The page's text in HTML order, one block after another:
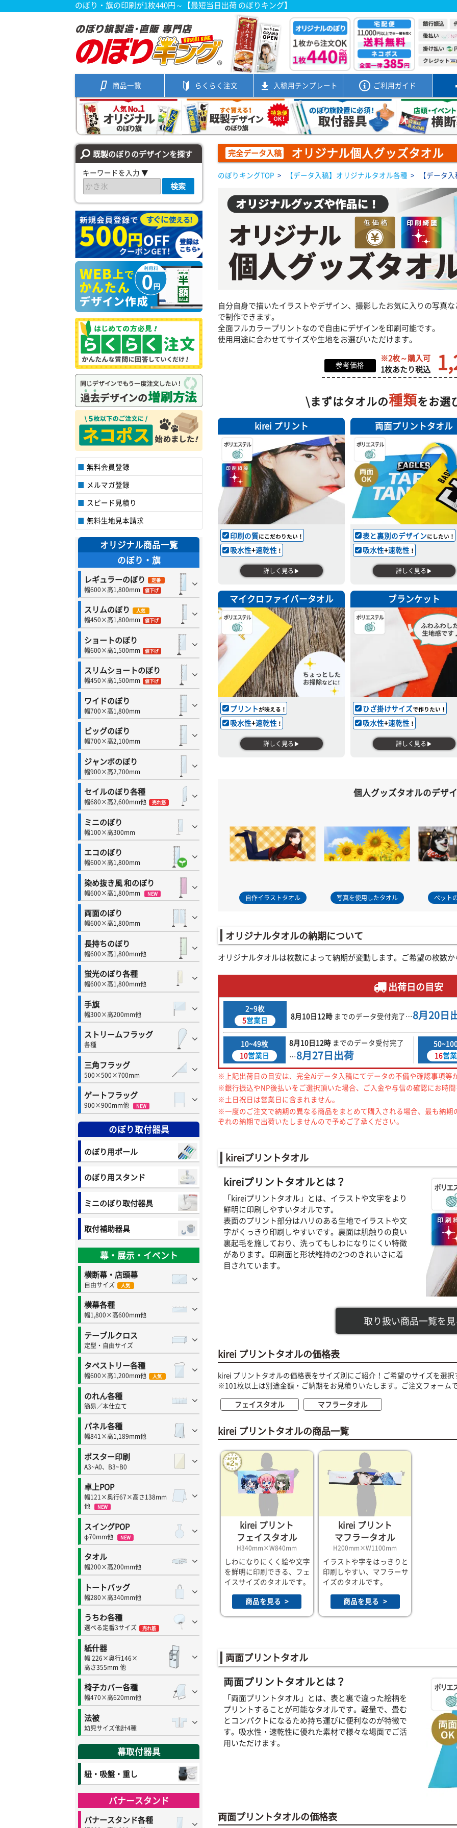
のぼり・旗の印刷が1枚440円～【最短当日出荷 のぼりキング】
商品一覧 らくらく注文 入稿用テンプレート ご利用ガイド
既製のぼりのデザインを探す
キーワードを入力 ▼
検索
無料会員登録
メルマガ登録
スピード見積り
無料生地見本請求
オリジナル商品一覧
のぼり・旗
レギュラーのぼり 定番
幅600×高1,800mm 値下げ
スリムのぼり 人気
幅450×高1,800mm 値下げ
ショートのぼり
幅600×高1,500mm 値下げ
スリムショートのぼり
幅450×高1,500mm 値下げ
ワイドのぼり
幅700×高1,800mm
ビッグのぼり
幅700×高2,100mm
ジャンボのぼり
幅900×高2,700mm
セイルのぼり各種
幅680×高2,600mm他 売れ筋
ミニのぼり
幅100×高300mm
エコのぼり
幅600×高1,800mm
染め抜き風 和のぼり
幅600×高1,800mm NEW
両面のぼり
幅600×高1,800mm
長持ちのぼり
幅600×高1,800mm他
蛍光のぼり各種
幅600×高1,800mm他
手旗
幅300×高200mm他
ストリームフラッグ
各種
三角フラッグ
500×500×700mm
ゲートフラッグ
900×900mm他 NEW
のぼり取付器具
のぼり用ポール
のぼり用スタンド
ミニのぼり取付器具
取付補助器具
幕・展示・イベント
横断幕・店頭幕
自由サイズ 人気
横幕各種
幅1,800×高600mm他
テーブルクロス
定型・自由サイズ
タペストリー各種
幅600×高1,200mm他 人気
のれん各種
簡易／本仕立て
パネル各種
幅841×高1,189mm他
ポスター印刷
A3~A0、B3~B0
卓上POP
幅121×奥行67×高さ138mm
他
NEW
スイングPOP
φ70mm他 NEW
タオル
幅200×高200mm他
トートバッグ
幅280×高340mm他
うちわ各種
選べる定番3サイズ 売れ筋
紙什器
幅 226×奥行146×
高さ355mm 他
椅子カバー各種
幅470×高620mm他
法被
幼児サイズ他計4種
幕取付器具
紐・吸盤・重し
バナースタンド
バナースタンド各種
完全データ入稿 オリジナル個人グッズタオル
のぼりキングTOP > 【データ入稿】オリジナルタオル各種 > 【データ
自分自身で描いたイラストやデザイン、撮影したお気に入りの写真
で制作できます。
全面フルカラープリントなので自由にデザインを印刷可能です。
使用用途に合わせてサイズや生地をお選びいただけます。
参考価格
※2枚～購入可
1枚あたり税込
\まずはタオルの種類をお選
kirei プリント
印刷の質にこだわりたい！
吸水性+速乾性 ！
詳しく見る▶
両面プリントタオル
表と裏別のデザインにしたい！
吸水性+速乾性 ！
詳しく見る▶
マイクロファイバータオル
プリントが映える！
吸水性+速乾性 ！
詳しく見る▶
ブランケット
ひざ掛けサイズで作りたい！
吸水性+速乾性 ！
詳しく見る▶
個人グッズタオルのデザ
自作イラストタオル 写真を使用したタオル ペット
オリジナルタオルの納期について
オリジナルタオルは枚数によって納期が変動します。ご希望の枚数
出荷日の目安
2~9枚
5営業日 8月10日12時までのデータ受付完了…8月20日
10~49枚
10営業日
8月10日12時 までのデータ受付完了
…8月27日出荷
16営
※上記出荷日の目安は、完全Aiデータ入稿にてデータの不備や確認事項等
※銀行振込やNP後払いをご選択頂いた場合、ご入金や与信の確認にお時
※土日祝日は営業日に含まれません。
※一度のご注文で納期の異なる商品をまとめて購入される場合、最も納
ぞれの納期で出荷いたしませんので予めご了承ください。
kireiプリントタオル
kireiプリントタオルとは？
「kireiプリントタオル」とは、イラストや文字をより
鮮明に印刷しやすいタオルです。
表面のプリント部分はハリのある生地でイラストや文
字がくっきり印刷しやすいです。裏面は肌触りの良い
裏起毛を施しており、洗ってもしわになりにくい特徴
があります。印刷面と形状維持の2つのきれいさに着
目されています。
取り扱い商品一覧を
kirei プリントタオルの価格表
kirei プリントタオルの価格表をサイズ別にご紹介！ご希望のサイズを選
※101枚以上は別途金額・ご納期をお見積りいたします。ご注文フォーム
フェイスタオル
マフラータオル
kirei プリントタオルの商品一覧
kirei プリント
フェイスタオル
H340mm×W840mm
しわになりにくく絵や文字
を鮮明に印刷できる、フェ
イスサイズのタオルです。
商品を見る >
kirei プリント
マフラータオル
H200mm×W1100mm
イラストや字をはっきりと
印刷しやすい、マフラーサ
イズのタオルです。
商品を見る >
両面プリントタオル
両面プリントタオルとは？
「両面プリントタオル」とは、表と裏で違った絵柄を
プリントすることが可能なタオルです。軽量で、畳む
とコンパクトになるため持ち運びに便利なのが特徴で
す。吸水性・速乾性に優れた素材で様々な場面でご活
用いただけます。
両面プリントタオルの価格表